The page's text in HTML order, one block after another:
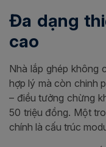
Đa dạng
cao
Nhà lắp ghép không
hợp lý mà còn chinh
– điều tưởng chừng
50 triệu đồng. Một
chính là cấu trúc